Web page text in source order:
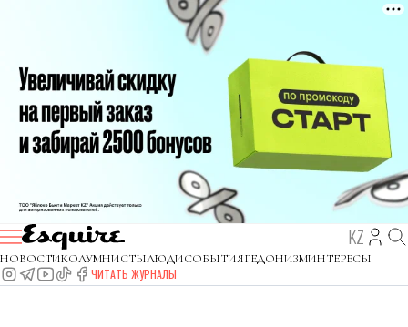
KZ
НОВОСТИКОЛУМНИСТЫЛЮДИСОБЫТИЯГЕДОНИЗМИНТЕРЕСЫ
ЧИТАТЬ ЖУРНАЛЫ